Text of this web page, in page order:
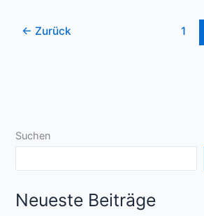
← Zurück 1
Suchen
Neueste Beiträge